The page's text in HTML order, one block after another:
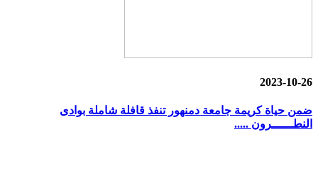
2023-10-26
ضمن حياة كريمة جامعة دمنهور تنفذ قافلة شاملة بوادى
النطــــــرون .....